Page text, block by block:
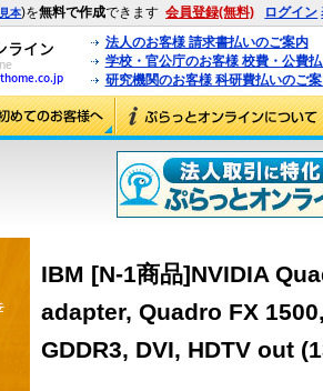
見本)を無料で作成できます 会員登録(無料) ログイン
法人のお客様 請求書払いのご案内
学校・官公庁のお客様 校費・公費
研究機関のお客様 科研費払いのご
IBM [N-1商品]NVIDIA
adapter, Quadro FX
GDDR3, DVI, HDTV out